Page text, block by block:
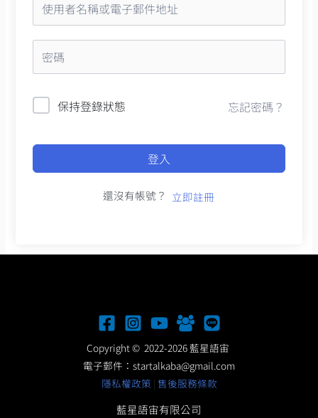
保持登錄狀態 忘記密碼？
登入
還沒有帳號？ 立即註冊
Copyright © 2022-2026 藍星語宙
電子郵件： startalkaba@gmail.com
隱私權政策 | 售後服務條款
藍星語宙有限公司